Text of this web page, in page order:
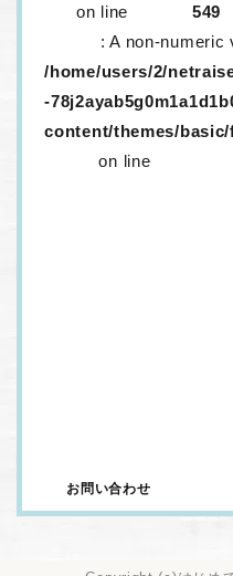
on line
549
: A non-numeric
/home/users/2/
-
content/themes/
on line
お問い合わせ